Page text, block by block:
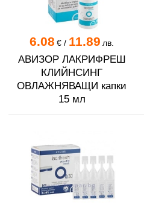
6.08 € / 11.89 лв.
АВИЗОР ЛАКРИФРЕШ
КЛИЙНСИНГ
ОВЛАЖНЯВАЩИ капки
15 мл